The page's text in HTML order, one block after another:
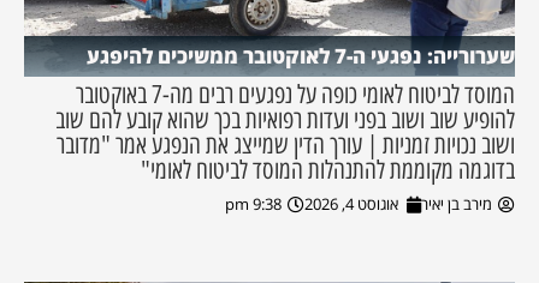
שערורייה: נפגעי ה-7 לאוקטובר ממשיכים להיפגע
המוסד לביטוח לאומי כופה על נפגעים רבים מה-7 באוקטובר
להופיע שוב ושוב בפני ועדות רפואיות בכך שהוא קובע להם שוב
ושוב נכויות זמניות | עורך הדין שמייצג את הנפגע אמר "מדובר
בדוגמה מקוממת להתנהלות המוסד לביטוח לאומי"
מירב בן יאיר אוגוסט 4, 2026 9:38 pm